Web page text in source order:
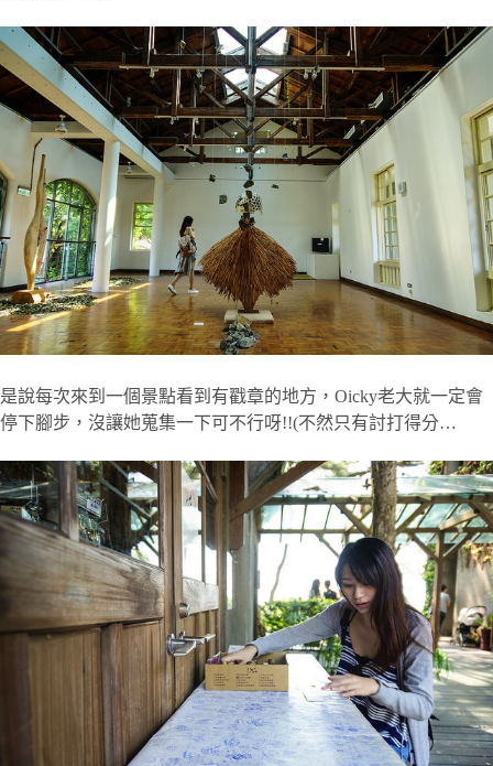
是說每次來到一個景點看到有戳章的地方，Oicky老大就一定會
停下腳步，沒讓她蒐集一下可不行呀!!(不然只有討打得分…